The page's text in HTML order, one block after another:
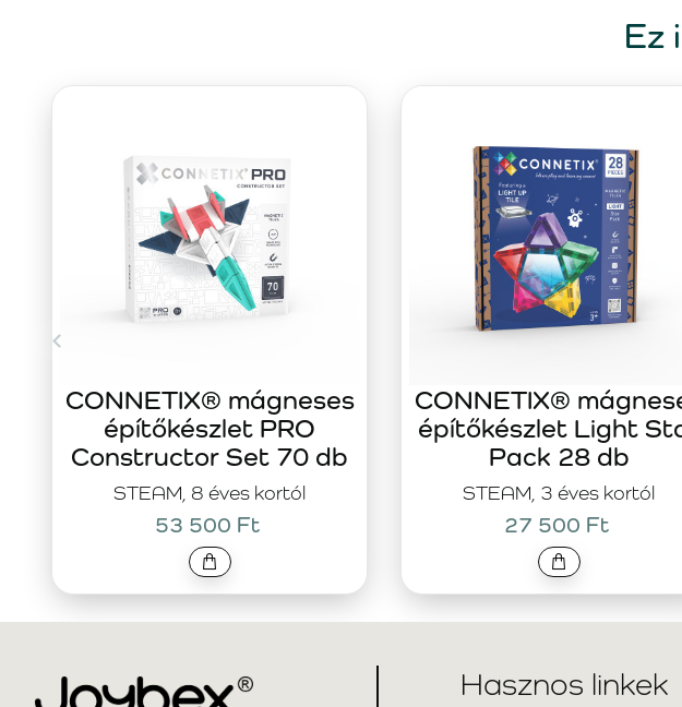
Ez
STEAM, 8 éves kortól
CONNETIX® mágneses
építőkészlet PRO
Constructor Set 70 db
53 500 Ft
STEAM, 3 éves kortól
CONNETIX®
építőkészlet Light
Pack 28 db
27 500 Ft
Hasznos linkek